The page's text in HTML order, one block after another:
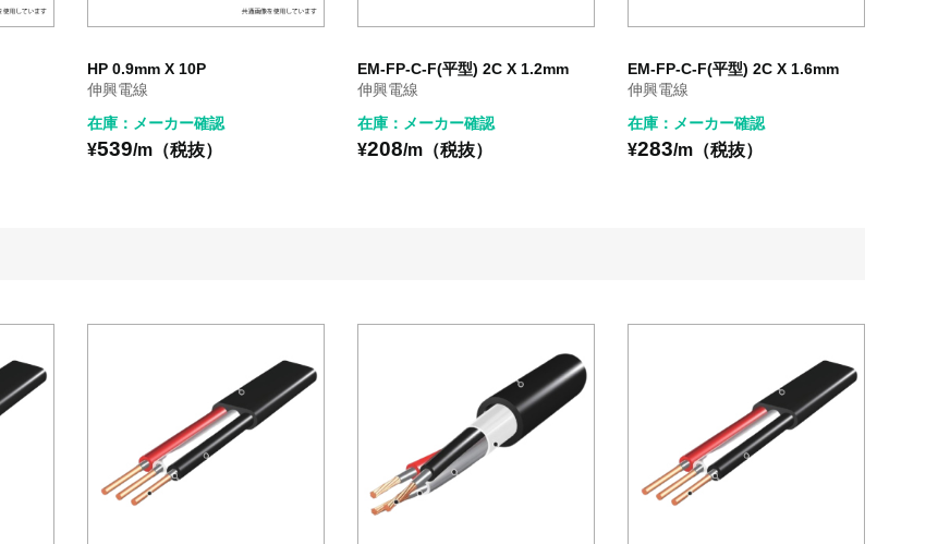
HP 0.9mm X 10P
伸興電線
在庫：メーカー確認
¥539/m（税抜）
EM-FP-C-F(平型) 2C X 1.2mm
伸興電線
在庫：メーカー確認
¥208/m（税抜）
EM-FP-C-F(平型) 2C X 1.6mm
伸興電線
在庫：メーカー確認
¥283/m（税抜）